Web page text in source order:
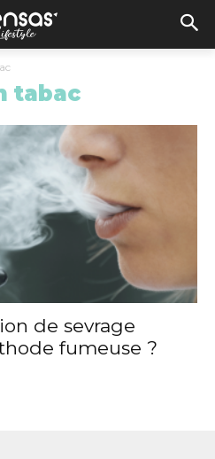
tabac
de sevrage
fumeuse ?